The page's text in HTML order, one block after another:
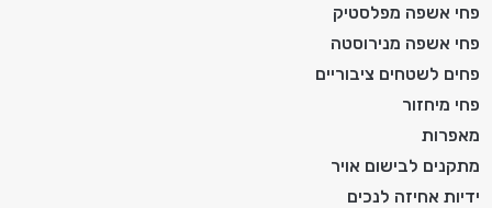
פחי אשפה מפלסטיק
פחי אשפה מנירוסטה
פחים לשטחים ציבוריים
פחי מיחזור
מאפרות
מתקנים לבישום אויר
ידיות אחיזה לנכים